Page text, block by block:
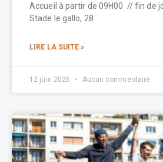
Accueil à partir de 09H00 // fin de
Stade le gallo, 28
LIRE LA SUITE »
12 juin 2026 Aucun commentaire